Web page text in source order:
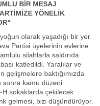
BİR MESAJ
YÖNELİK
olarak yaşadığı bir yer
Partisi üyelerinin evlerine
silahlarla saldırıda
katledildi. Yaralılar ve
gelişmelere baktığımızda
sonra kamu düzeni
sokaklarda çekilecek
gelmesi, bizi düşündürüyor.